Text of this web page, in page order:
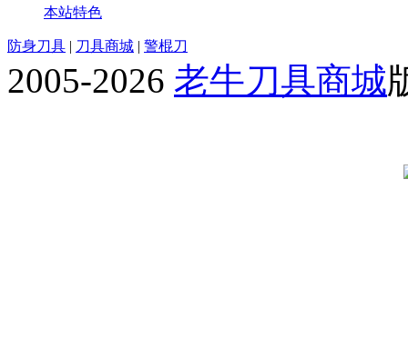
本站特色
防身刀具 | 刀具商城 | 警棍刀
2005-2026 老牛刀具商城